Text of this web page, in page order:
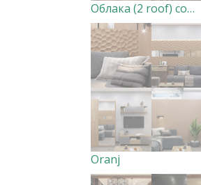
Облака (2 roof) совместно с Bascoy
Oranj